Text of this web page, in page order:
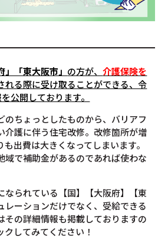
」「東大阪市」 の方が、介護保険を
れる際に受け取ることができる、令
公開しております。
のちょっとしたものから、バリアフ
介護に伴う住宅改修。改修箇所が増
出費は大きくなってしまいます。
域で補助金があるのであれば使わな
なられている【国】【大阪府】【東
レーションだけでなく、受給できる
その詳細情報も掲載しておりますの
してみてください！